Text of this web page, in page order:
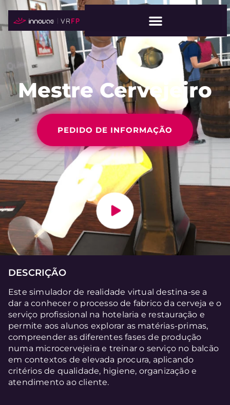
Mestre Cervejeiro
PEDIDO DE INFORMAÇÃO
DESCRIÇÃO
Este simulador de realidade virtual destina-se a
dar a conhecer o processo de fabrico da cerveja e o
serviço profissional na hotelaria e restauração e
permite aos alunos explorar as matérias-primas,
compreender as diferentes fases de produção
numa microcervejeira e treinar o serviço no balcão
em contextos de elevada procura, aplicando
critérios de qualidade, higiene, organização e
atendimento ao cliente.